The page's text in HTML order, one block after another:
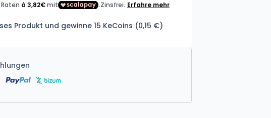
Produkt und gewinne 15 KeCoins (0,15 €)